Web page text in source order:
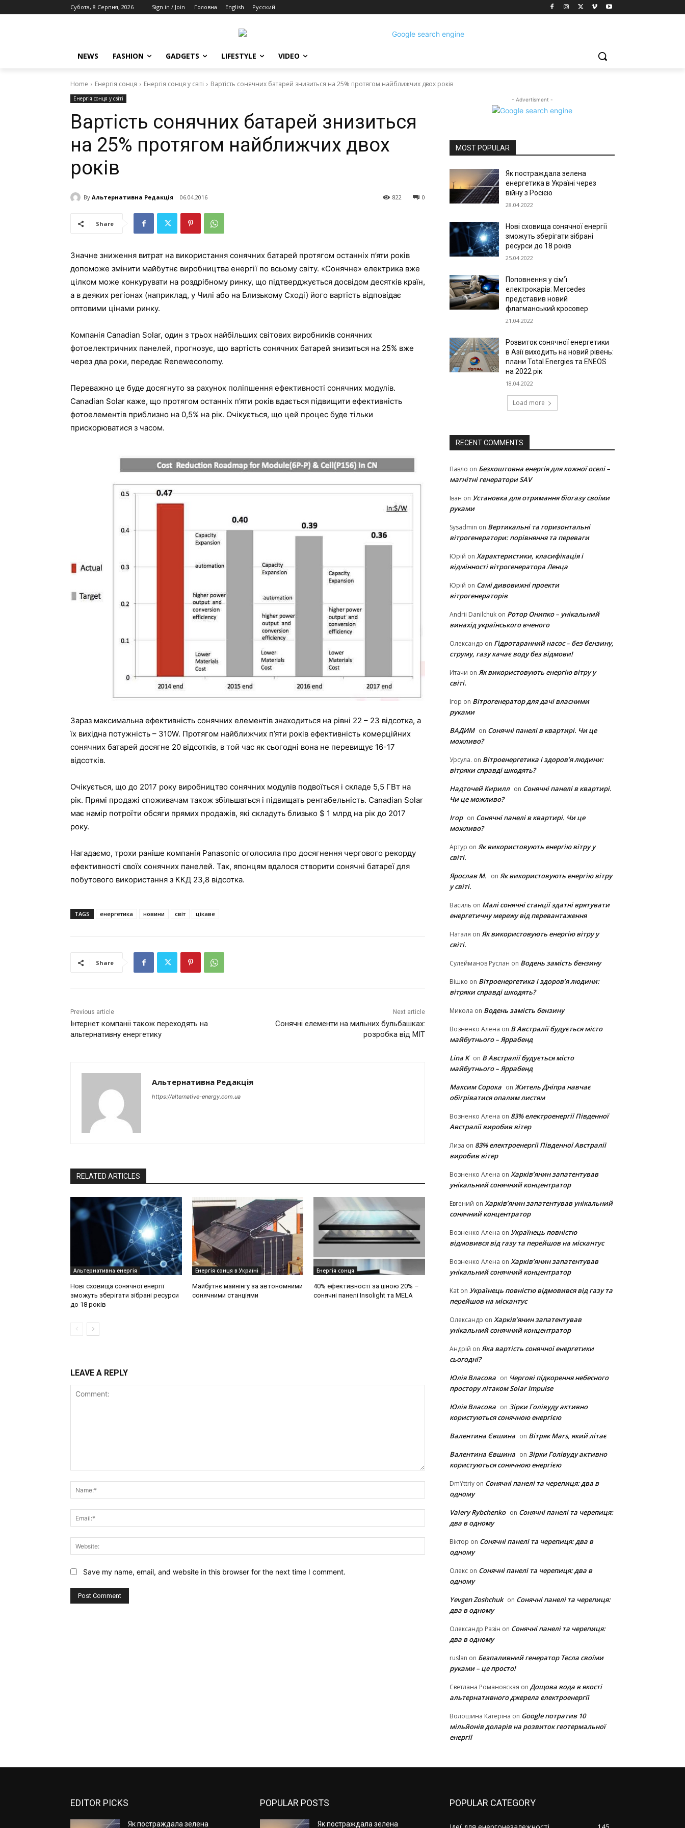
Субота, 8 Серпня, 2026 Sign in / Join Головна English Русский
NEWS FASHION GADGETS LIFESTYLE VIDEO
Home Енергія сонця Енергія сонця у світі Вартість сонячних батарей знизиться на 25% протягом найближчих двох років
Енергія сонця у світі
Вартість сонячних батарей знизиться
на 25% протягом найближчих двох
років
By Альтернативна Редакція 06.04.2016 0
822
Share
Значне зниження витрат на використання сонячних батарей протягом останніх п’яти років
допоможе змінити майбутнє виробництва енергії по всьому світу. «Сонячне» електрика вже
цілком може конкурувати на роздрібному ринку, що підтверджується досвідом десятків країн,
а в деяких регіонах (наприклад, у Чилі або на Близькому Сході) його вартість відповідає
оптовими цінами ринку.
Компанія Canadian Solar, один з трьох найбільших світових виробників сонячних
фотоелектричних панелей, прогнозує, що вартість сонячних батарей знизиться на 25% вже
через два роки, передає Reneweconomy.
Переважно це буде досягнуто за рахунок поліпшення ефективності сонячних модулів.
Canadian Solar каже, що протягом останніх п’яти років вдається підвищити ефективність
фотоелементів приблизно на 0,5% на рік. Очікується, що цей процес буде тільки
прискорюватися з часом.
Зараз максимальна ефективність сонячних елементів знаходиться на рівні 22 – 23 відсотка, а
їх вихідна потужність – 310W. Протягом найближчих п’яти років ефективність комерційних
сонячних батарей досягне 20 відсотків, в той час як сьогодні вона не перевищує 16-17
відсотків.
Очікується, що до 2017 року виробництво сонячних модулів подвоїться і складе 5,5 ГВт на
рік. Прямі продажі споживачам також збільшаться і підвищать рентабельність. Canadian Solar
має намір потроїти обсяги прямих продажів, які складуть близько $ 1 млрд на рік до 2017
року.
Нагадаємо, трохи раніше компанія Panasonic оголосила про досягнення чергового рекорду
ефективності своїх сонячних панелей. Так, японцям вдалося створити сонячні батареї для
побутового використання з ККД 23,8 відсотка.
TAGS енергетика новини світ цікаве
Share
Previous article
Інтернет компанії також переходять на
альтернативну енергетику
Next article
Сонячні елементи на мильних бульбашках:
розробка від МІТ
Альтернативна Редакція
https://alternative-energy.com.ua
RELATED ARTICLES
Альтернативна енергія
Нові сховища сонячної енергії
зможуть зберігати зібрані ресурси
до 18 років
Енергія сонця в Україні
Майбутнє майнінгу за автономними
сонячними станціями
Енергія сонця
40% ефективності за ціною 20% –
сонячні панелі Insolight та MELA
LEAVE A REPLY
Website:
Save my name, email, and website in this browser for the next time I comment.
- Advertisment -
MOST POPULAR
Як постраждала зелена
енергетика в Україні через
війну з Росією
28.04.2022
Нові сховища сонячної енергії
зможуть зберігати зібрані
ресурси до 18 років
25.04.2022
Поповнення у сім’ї
електрокарів: Mercedes
представив новий
флагманський кросовер
21.04.2022
Розвиток сонячної енергетики
в Азії виходить на новий рівень:
плани Total Energies та ENEOS
на 2022 рік
18.04.2022
Load more
RECENT COMMENTS
Павло on Безкоштовна енергія для кожної оселі –
магнітні генератори SAV
Іван on Установка для отримання біогазу своїми
руками
Sysadmin on Вертикальні та горизонтальні
вітрогенератори: порівняння та переваги
Юрій on Характеристики, класифікація і
відмінності вітрогенератора Ленца
Юрій on Самі дивовижні проекти
вітрогенераторів
Andrii Danilchuk on Ротор Онипко – унікальний
винахід українського вченого
Олександр on Гідротаранний насос – без бензину,
струму, газу качає воду без відмови!
Итачи on Як використовують енергію вітру у
світі.
Ігор on Вітрогенератор для дачі власними
руками
ВАДИМ on Сонячні панелі в квартирі. Чи це
можливо?
Урсула. on Вітроенергетика і здоров’я людини:
вітряки cправді шкодять?
Надточей Кирилл on Сонячні панелі в квартирі.
Чи це можливо?
Ігор on Сонячні панелі в квартирі. Чи це
можливо?
Артур on Як використовують енергію вітру у
світі.
Ярослав М. on Як використовують енергію вітру
у світі.
Василь on Малі сонячні станції здатні врятувати
енергетичну мережу від перевантаження
Наталя on Як використовують енергію вітру у
світі.
Сулейманов Руслан on Водень замість бензину
Вішко on Вітроенергетика і здоров’я людини:
вітряки cправді шкодять?
Микола on Водень замість бензину
Возненко Алена on В Австралії будується місто
майбутнього – Яррабенд
Lina K on В Австралії будується місто
майбутнього – Яррабенд
Максим Сорока on Житель Дніпра навчає
обігріватися опалим листям
Возненко Алена on 83% електроенергії Південної
Австралії виробив вітер
Лиза on 83% електроенергії Південної Австралії
виробив вітер
Возненко Алена on Харків’янин запатентував
унікальний сонячний концентратор
Евгений on Харків’янин запатентував унікальний
сонячний концентратор
Возненко Алена on Українець повністю
відмовився від газу та перейшов на міскантус
Возненко Алена on Харків’янин запатентував
унікальний сонячний концентратор
Kat on Українець повністю відмовився від газу та
перейшов на міскантус
Олександр on Харків’янин запатентував
унікальний сонячний концентратор
Андрій on Яка вартість сонячної енергетики
сьогодні?
Юлія Власова on Чергові підкорення небесного
простору літаком Solar Impulse
Юлія Власова on Зірки Голівуду активно
користуються сонячною енергією
Валентина Євшина on Вітряк Mars, який літає
Валентина Євшина on Зірки Голівуду активно
користуються сонячною енергією
DmYttriy on Сонячні панелі та черепиця: два в
одному
Valery Rybchenko on Сонячні панелі та черепиця:
два в одному
Віктор on Сонячні панелі та черепиця: два в
одному
Олекс on Сонячні панелі та черепиця: два в
одному
Yevgen Zoshchuk on Сонячні панелі та черепиця:
два в одному
Олександр Разін on Сонячні панелі та черепиця:
два в одному
ruslan on Безпаливний генератор Тесла своїми
руками – це просто!
Светлана Романовская on Дощова вода в якості
альтернативного джерела електроенергії
Волошина Катеріна on Google потратив 10
мільйонів доларів на розвиток геотермальної
енергії
EDITOR PICKS
Як постраждала зелена
POPULAR POSTS
Як постраждала зелена
POPULAR CATEGORY